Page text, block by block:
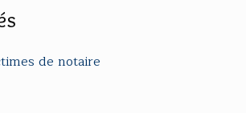
de notaire